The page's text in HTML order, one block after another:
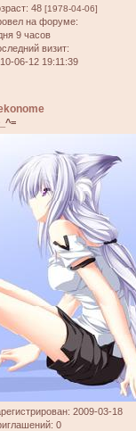
48 [1978-04-06]
на форуме:
9 часов
визит:
06-12 19:11:39
: 2009-03-18
0